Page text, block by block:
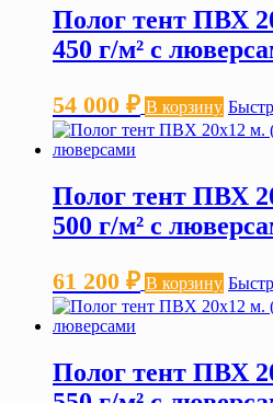
Полог тент ПВХ
450 г/м² с
54 000 ₽ В корзину
Полог тент ПВХ
500 г/м² с
61 200 ₽ В корзину
Полог тент ПВХ